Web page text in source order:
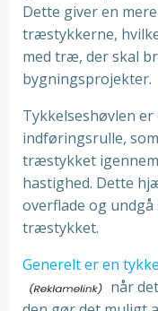
Dette giver en
træstykkerne,
med træ, der skal
bygningsprojekter.
Tykkelseshøvlen
indføringsrulle,
træstykket
hastighed. Dette
overflade og
træstykket.
Generelt er en
når